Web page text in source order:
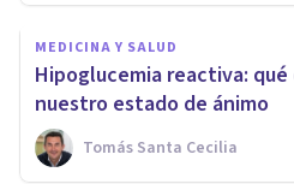
MEDICINA Y SALUD
Hipoglucemia reactiva:
nuestro estado de ánimo
Tomás Santa Cecilia